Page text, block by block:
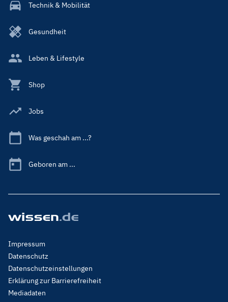
Technik & Mobilität
Gesundheit
Leben & Lifestyle
Shop
Jobs
Was geschah am ...?
Geboren am ...
Footer
Menu
Legal
Impressum
Datenschutz
Datenschutzeinstellungen
Erklärung zur Barrierefreiheit
Mediadaten